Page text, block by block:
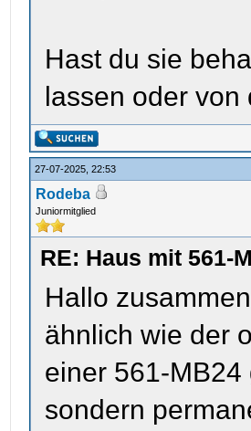
Hast du sie
lassen oder von
27-07-2025, 22:53
Rodeba
Juniormitglied
RE: Haus mit 561-
Hallo
ähnlich wie der
einer 561-
sondern